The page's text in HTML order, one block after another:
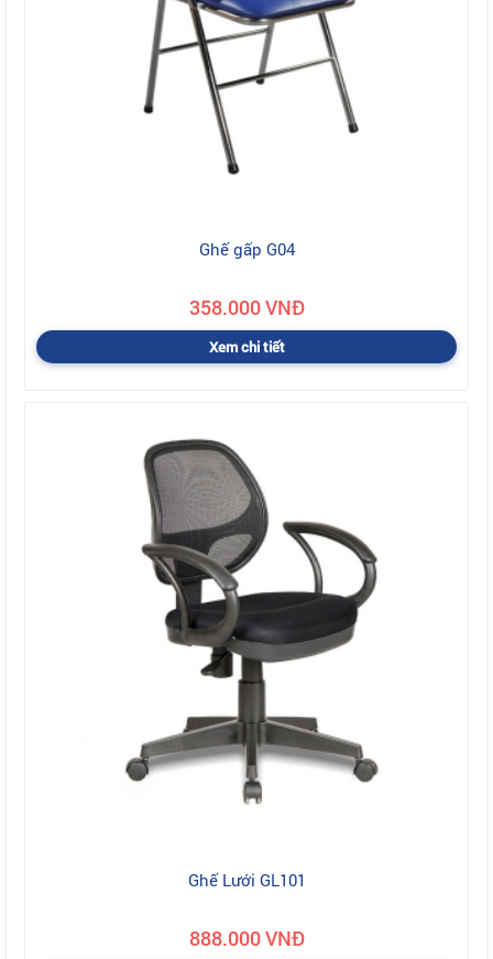
Ghế gấp G04
358.000 VNĐ
Xem chi tiết
Ghế Lưới GL101
888.000 VNĐ